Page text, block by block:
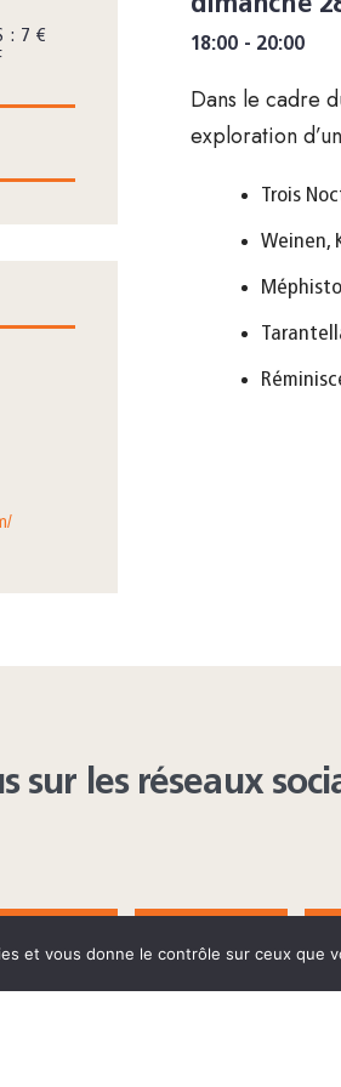
18:00 - 20:00
Dans le cadre
exploration
Trois
Weinen,
: 7 €
sur les réseaux
et vous donne le contrôle sur ceux que